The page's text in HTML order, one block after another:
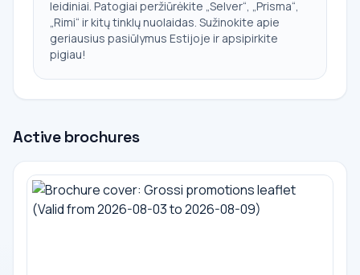
leidiniai. Patogiai peržiūrėkite „Selver“, „Prisma“,
„Rimi“ ir kitų tinklų nuolaidas. Sužinokite apie
geriausius pasiūlymus Estijoje ir apsipirkite
pigiau!
Active brochures